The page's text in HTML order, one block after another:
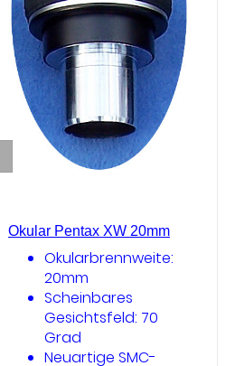
Okular Pentax XW 20mm
Okularbrennweite:
20mm
Scheinbares
Gesichtsfeld: 70
Grad
Neuartige SMC-